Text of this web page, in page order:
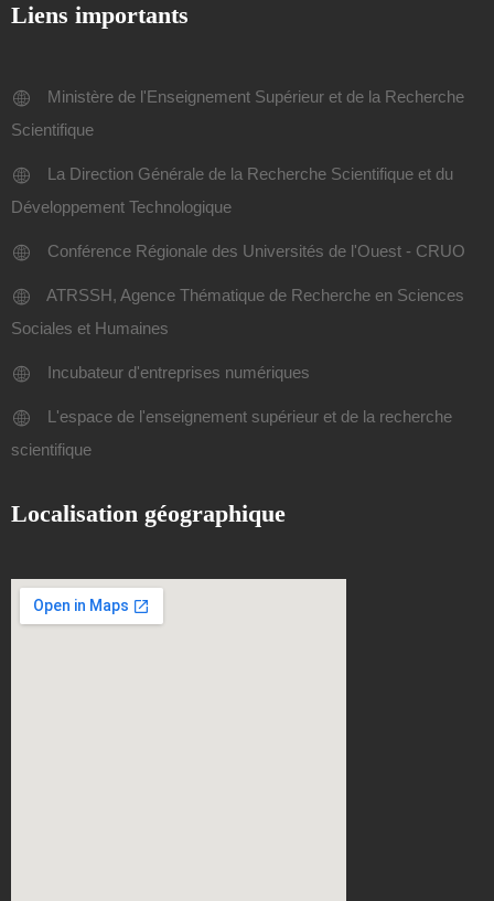
Liens importants
Ministère de l'Enseignement Supérieur et de la Recherche
Scientifique
La Direction Générale de la Recherche Scientifique et du
Développement Technologique
Conférence Régionale des Universités de l'Ouest - CRUO
ATRSSH, Agence Thématique de Recherche en Sciences
Sociales et Humaines
Incubateur d'entreprises numériques
L'espace de l'enseignement supérieur et de la recherche
scientifique
Localisation géographique